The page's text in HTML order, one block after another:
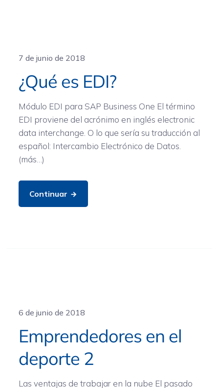
7 de junio de 2018
¿Qué es EDI?
Módulo EDI para SAP Business One El término
EDI proviene del acrónimo en inglés electronic
data interchange. O lo que sería su traducción al
español: Intercambio Electrónico de Datos.
(más…)
Continuar
6 de junio de 2018
Emprendedores en el
deporte 2
Las ventajas de trabajar en la nube El pasado